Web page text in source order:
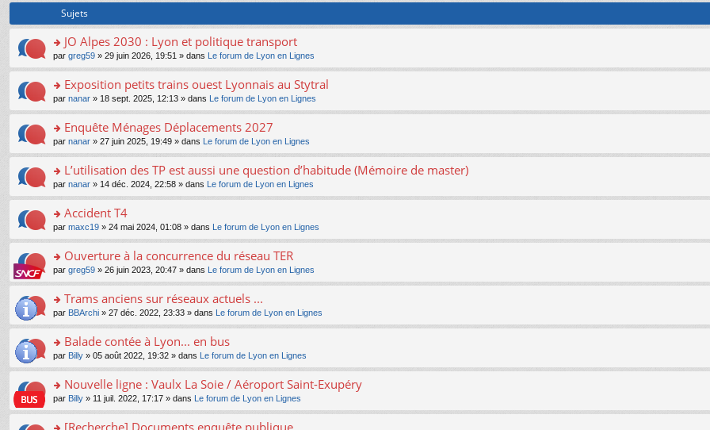
Sujets
o
n
s
ult
er
le
m
e
s
a
g
e
n
n
le
pl
u
s
ré
c
e
nt
JO Alpes 2030 : Lyon et politique transport
par greg59 » 29 juin 2026, 19:51 » dans Le forum de Lyon en Lignes
o
n
s
ult
er
le
m
e
s
a
g
e
n
n
le
pl
u
s
ré
c
e
nt
Exposition petits trains ouest Lyonnais au Stytral
par nanar » 18 sept. 2025, 12:13 » dans Le forum de Lyon en Lignes
o
n
s
ult
er
le
m
e
s
a
g
e
n
n
le
pl
u
s
ré
c
e
nt
Enquête Ménages Déplacements 2027
par nanar » 27 juin 2025, 19:49 » dans Le forum de Lyon en Lignes
o
n
s
ult
er
le
m
e
s
a
g
e
n
n
le
pl
u
s
L’utilisation des TP est aussi une question d’habitude (Mémoire de master)
par nanar » 14 déc. 2024, 22:58 » dans Le forum de Lyon en Lignes
o
n
s
ult
er
le
m
e
s
a
g
e
n
n
Accident T4
par maxc19 » 24 mai 2024, 01:08 » dans Le forum de Lyon en Lignes
o
n
s
ult
er
le
m
e
s
a
g
e
n
Ouverture à la concurrence du réseau TER
par greg59 » 26 juin 2023, 20:47 » dans Le forum de Lyon en Lignes
o
n
s
ult
er
le
m
e
s
Trams anciens sur réseaux actuels ...
par BBArchi » 27 déc. 2022, 23:33 » dans Le forum de Lyon en Lignes
o
n
s
ult
er
le
m
Balade contée à Lyon... en bus
par Billy » 05 août 2022, 19:32 » dans Le forum de Lyon en Lignes
o
n
s
Nouvelle ligne : Vaulx La Soie / Aéroport Saint-Exupéry
par Billy » 11 juil. 2022, 17:17 » dans Le forum de Lyon en Lignes